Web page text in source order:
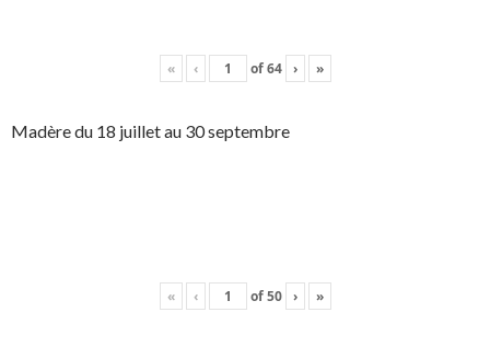
« ‹ of64 › »
Madère du 18 juillet au 30 septembre
« ‹ of50 › »